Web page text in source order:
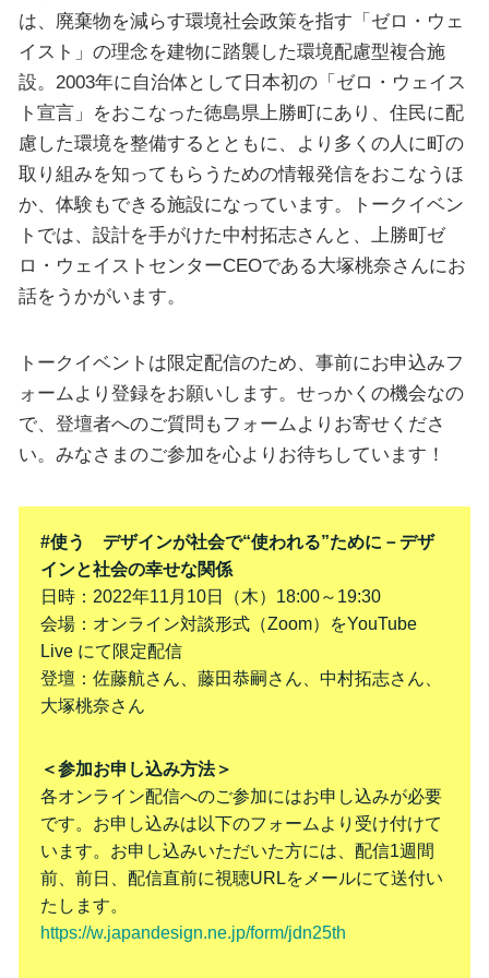
は、廃棄物を減らす環境社会政策を指す「ゼロ・ウェ
イスト」の理念を建物に踏襲した環境配慮型複合施
設。2003年に自治体として日本初の「ゼロ・ウェイス
ト宣言」をおこなった徳島県上勝町にあり、住民に配
慮した環境を整備するとともに、より多くの人に町の
取り組みを知ってもらうための情報発信をおこなうほ
か、体験もできる施設になっています。トークイベン
トでは、設計を手がけた中村拓志さんと、上勝町ゼ
ロ・ウェイストセンターCEOである大塚桃奈さんにお
話をうかがいます。
トークイベントは限定配信のため、事前にお申込みフ
ォームより登録をお願いします。せっかくの機会なの
で、登壇者へのご質問もフォームよりお寄せくださ
い。みなさまのご参加を心よりお待ちしています！
#使う デザインが社会で“使われる”ために－デザ
インと社会の幸せな関係
日時：2022年11月10日（木）18:00～19:30
会場：オンライン対談形式（Zoom）をYouTube
Live にて限定配信
登壇：佐藤航さん、藤田恭嗣さん、中村拓志さん、
大塚桃奈さん
＜参加お申し込み方法＞
各オンライン配信へのご参加にはお申し込みが必要
です。お申し込みは以下のフォームより受け付けて
います。お申し込みいただいた方には、配信1週間
前、前日、配信直前に視聴URLをメールにて送付い
たします。
https://w.japandesign.ne.jp/form/jdn25th